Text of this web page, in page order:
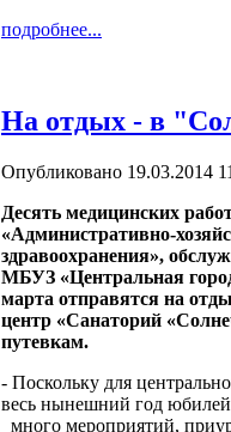
подробнее...
На отдых - в
Опубликовано 19.03.2014
Десять медицинских
«Административно-
здравоохранения»,
МБУЗ «Центральная
марта отправятся на
центр «Санаторий
путевкам.
- Поскольку для
весь нынешний год
много мероприятий,